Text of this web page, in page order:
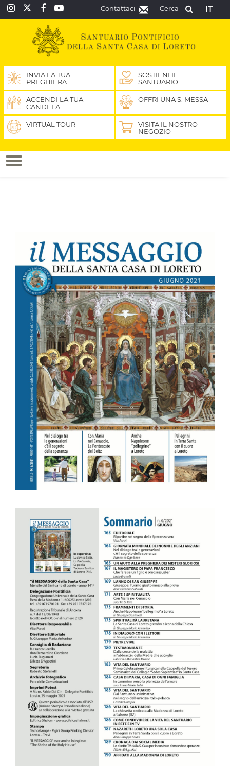
IT
Cerca
Contattaci
INVIA LA TUA
PREGHIERA
SOSTIENI IL
SANTUARIO
ACCENDI LA TUA
CANDELA
OFFRI UNA S. MESSA
VIRTUAL TOUR
VISITA IL NOSTRO
NEGOZIO